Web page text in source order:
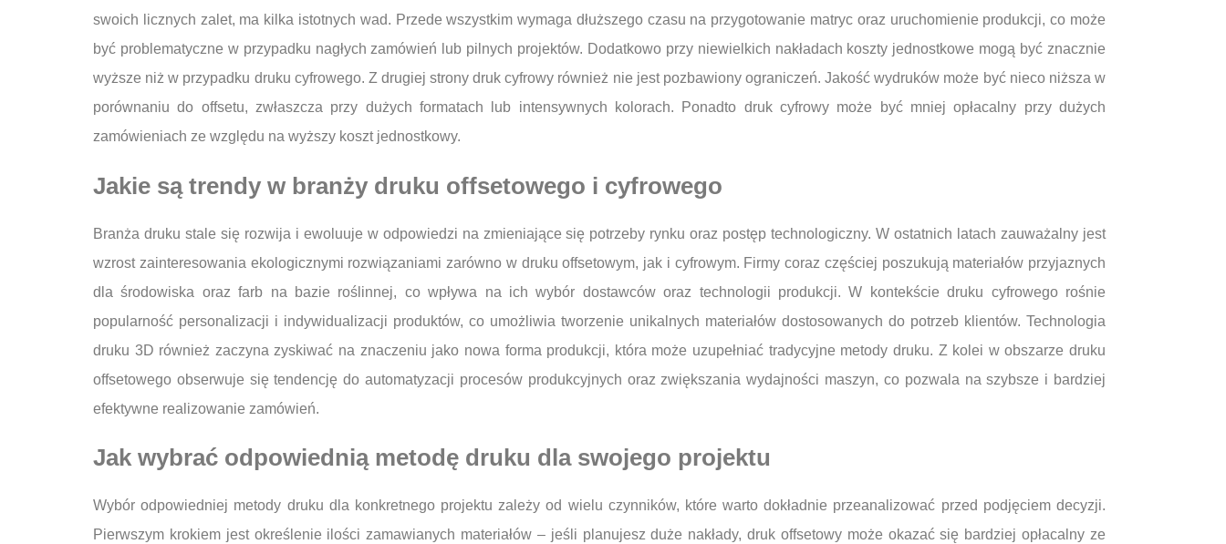
swoich licznych zalet, ma kilka istotnych wad. Przede wszystkim wymaga dłuższego czasu na przygotowanie matryc oraz uruchomienie produkcji, co może
być problematyczne w przypadku nagłych zamówień lub pilnych projektów. Dodatkowo przy niewielkich nakładach koszty jednostkowe mogą być znacznie
wyższe niż w przypadku druku cyfrowego. Z drugiej strony druk cyfrowy również nie jest pozbawiony ograniczeń. Jakość wydruków może być nieco niższa w
porównaniu do offsetu, zwłaszcza przy dużych formatach lub intensywnych kolorach. Ponadto druk cyfrowy może być mniej opłacalny przy dużych
zamówieniach ze względu na wyższy koszt jednostkowy.
Jakie są trendy w branży druku offsetowego i cyfrowego
Branża druku stale się rozwija i ewoluuje w odpowiedzi na zmieniające się potrzeby rynku oraz postęp technologiczny. W ostatnich latach zauważalny jest
wzrost zainteresowania ekologicznymi rozwiązaniami zarówno w druku offsetowym, jak i cyfrowym. Firmy coraz częściej poszukują materiałów przyjaznych
dla środowiska oraz farb na bazie roślinnej, co wpływa na ich wybór dostawców oraz technologii produkcji. W kontekście druku cyfrowego rośnie
popularność personalizacji i indywidualizacji produktów, co umożliwia tworzenie unikalnych materiałów dostosowanych do potrzeb klientów. Technologia
druku 3D również zaczyna zyskiwać na znaczeniu jako nowa forma produkcji, która może uzupełniać tradycyjne metody druku. Z kolei w obszarze druku
offsetowego obserwuje się tendencję do automatyzacji procesów produkcyjnych oraz zwiększania wydajności maszyn, co pozwala na szybsze i bardziej
efektywne realizowanie zamówień.
Jak wybrać odpowiednią metodę druku dla swojego projektu
Wybór odpowiedniej metody druku dla konkretnego projektu zależy od wielu czynników, które warto dokładnie przeanalizować przed podjęciem decyzji.
Pierwszym krokiem jest określenie ilości zamawianych materiałów – jeśli planujesz duże nakłady, druk offsetowy może okazać się bardziej opłacalny ze